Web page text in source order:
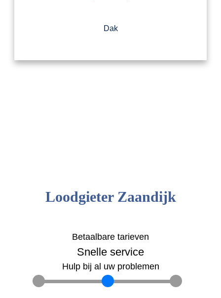
Dak
Loodgieter Zaandijk
Betaalbare tarieven
Snelle service
Hulp bij al uw problemen